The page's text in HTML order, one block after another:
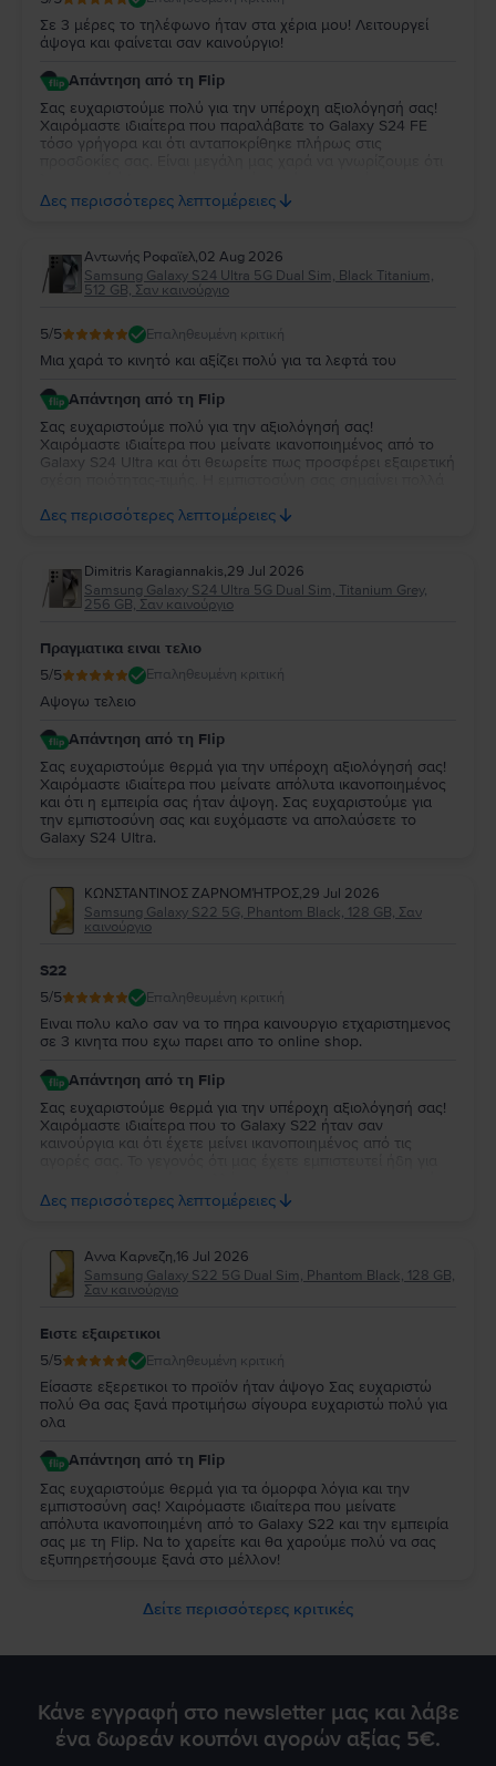
Σε 3 μέρες το τηλέφωνο ήταν στα χέρια μου! Λειτουργεί
άψογα και φαίνεται σαν καινούργιο!
Απάντηση από τη Flip
Σας ευχαριστούμε πολύ για την υπέροχη αξιολόγησή σας!
Χαιρόμαστε ιδιαίτερα που παραλάβατε το Galaxy S24 FE
τόσο γρήγορα και ότι ανταποκρίθηκε πλήρως στις
απόλυτα ικανοποιημένη. Σας ευχαριστούμε για την
εμπιστοσύνη σας και σας ευχόμαστε να χαρείτε τη νέα σας
Δες περισσότερες λεπτομέρειες
Aντωνής Ροφαϊελ,02 Aug 2026
Samsung Galaxy S24 Ultra 5G Dual Sim, Black Titanium,
512 GB, Σαν καινούργιο
5/5 Επαληθευμένη κριτική
Μια χαρά το κινητό και αξίζει πολύ για τα λεφτά του
Απάντηση από τη Flip
Σας ευχαριστούμε πολύ για την αξιολόγησή σας!
Χαιρόμαστε ιδιαίτερα που μείνατε ικανοποιημένος από το
Galaxy S24 Ultra και ότι θεωρείτε πως προσφέρει εξαιρετική
σας εξυπηρετήσουμε ξανά στο μέλλον!
Δες περισσότερες λεπτομέρειες
Dimitris Karagiannakis,29 Jul 2026
Samsung Galaxy S24 Ultra 5G Dual Sim, Titanium Grey,
256 GB, Σαν καινούργιο
Πραγματικα ειναι τελιο
5/5 Επαληθευμένη κριτική
Αψογω τελειο
Απάντηση από τη Flip
Σας ευχαριστούμε θερμά για την υπέροχη αξιολόγησή σας!
Χαιρόμαστε ιδιαίτερα που μείνατε απόλυτα ικανοποιημένος
και ότι η εμπειρία σας ήταν άψογη. Σας ευχαριστούμε για
την εμπιστοσύνη σας και ευχόμαστε να απολαύσετε το
Galaxy S24 Ultra.
ΚΩΝΣΤΑΝΤΙΝΟΣ ΖΑΡΝΟΜΉΤΡΟΣ,29 Jul 2026
Samsung Galaxy S22 5G, Phantom Black, 128 GB, Σαν
καινούργιο
S22
5/5 Επαληθευμένη κριτική
Ειναι πολυ καλο σαν να το πηρα καινουργιο ετχαριστημενος
σε 3 κινητα που εχω παρει απο το online shop.
Απάντηση από τη Flip
Σας ευχαριστούμε θερμά για την υπέροχη αξιολόγησή σας!
Χαιρόμαστε ιδιαίτερα που το Galaxy S22 ήταν σαν
καινούργια και ότι έχετε μείνει ικανοποιημένος από τις
ειλικρινά για τη στήριξή σας. Σας ευχόμαστε να απολαύσετε
τη νέα σας συσκευή και θα χαρούμε να σας
Δες περισσότερες λεπτομέρειες
Αννα Καρνεζη,16 Jul 2026
Samsung Galaxy S22 5G Dual Sim, Phantom Black, 128 GB,
Σαν καινούργιο
Ειστε εξαιρετικοι
5/5 Επαληθευμένη κριτική
Είσαστε εξερετικοι το προϊόν ήταν άψογο Σας ευχαριστώ
πολύ Θα σας ξανά προτιμήσω σίγουρα ευχαριστώ πολύ για
ολα
Απάντηση από τη Flip
Σας ευχαριστούμε θερμά για τα όμορφα λόγια και την
εμπιστοσύνη σας! Χαιρόμαστε ιδιαίτερα που μείνατε
απόλυτα ικανοποιημένη από τo Galaxy S22 και την εμπειρία
σας με τη Flip. Να to χαρείτε και θα χαρούμε πολύ να σας
εξυπηρετήσουμε ξανά στο μέλλον!
Δείτε περισσότερες κριτικές
Κάνε εγγραφή στο newsletter μας και λάβε
ένα δωρεάν κουπόνι αγορών αξίας 5€.